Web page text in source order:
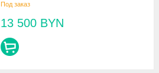
Под заказ
13 500 BYN